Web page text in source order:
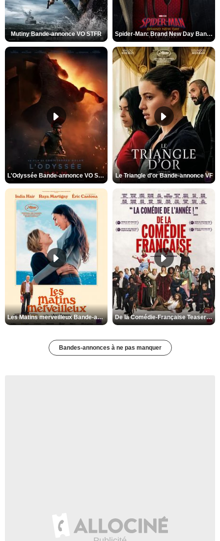
Mutiny Bande-annonce VO STFR Spider-Man: Brand New Day Bande-annonce VO STFR
L'Odyssée Bande-annonce VO STFR Le Triangle d'or Bande-annonce VF
Les Matins merveilleux Bande-annonce VF De la Comédie-Française Teaser VF
Bandes-annonces à ne pas manquer